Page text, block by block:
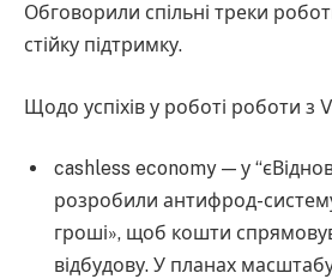
Обговорили спільні треки
стійку підтримку.
Щодо успіхів у роботі роботи з
cashless economy — у
розробили антифрод-
гроші», щоб кошти
відбудову. У планах